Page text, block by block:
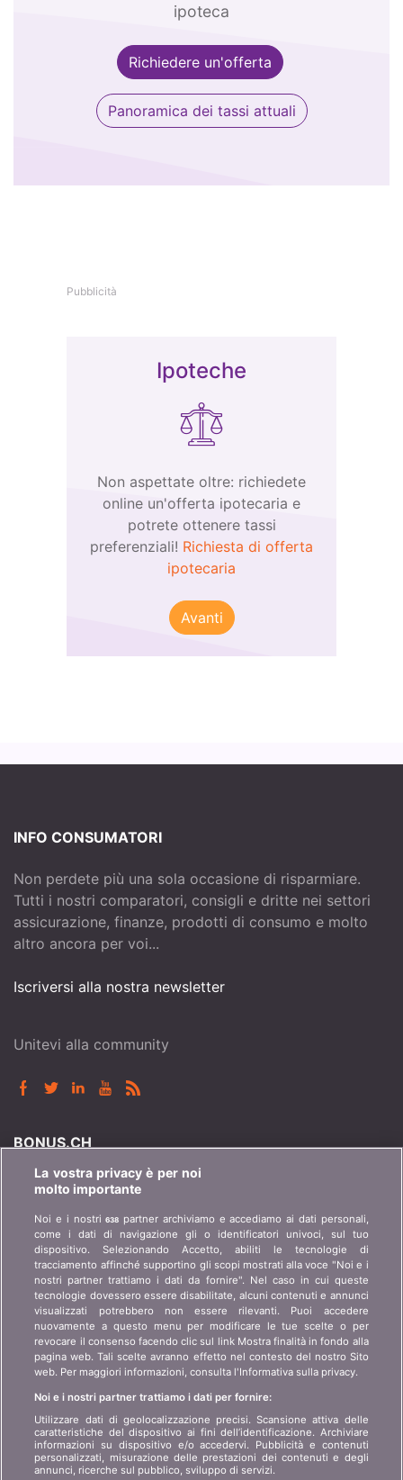
ipoteca
Richiedere un'offerta
Panoramica dei tassi attuali
Pubblicità
Ipoteche
Non aspettate oltre: richiedete
online un'offerta ipotecaria e
potrete ottenere tassi
preferenziali! Richiesta di offerta
ipotecaria
Avanti
INFO CONSUMATORI
Non perdete più una sola occasione di risparmiare.
Tutti i nostri comparatori, consigli e dritte nei settori
assicurazione, finanze, prodotti di consumo e molto
altro ancora per voi...
Iscriversi alla nostra newsletter
Unitevi alla community
BONUS.CH
Chi è bonus.ch? Come funzionano i comparatori?
Chi siamo?
Contatto
Pubblicità
Affiliazione
Partner
Stampa
informazioni per i clienti
art 45 LSA
Protezione dei dati
Informazioni giuridiche
Mappa del sito
LINGUA
FR IT
La vostra privacy è per noi
molto importante
Noi e i nostri638 partner archiviamo e accediamo ai dati personali,
come i dati di navigazione gli o identificatori univoci, sul tuo
dispositivo. Selezionando Accetto, abiliti le tecnologie di
tracciamento affinché supportino gli scopi mostrati alla voce "Noi e i
nostri partner trattiamo i dati da fornire". Nel caso in cui queste
tecnologie dovessero essere disabilitate, alcuni contenuti e annunci
visualizzati potrebbero non essere rilevanti. Puoi accedere
nuovamente a questo menu per modificare le tue scelte o per
revocare il consenso facendo clic sul link Mostra finalità in fondo alla
pagina web. Tali scelte avranno effetto nel contesto del nostro Sito
web. Per maggiori informazioni, consulta l'Informativa sulla privacy.
Noi e i nostri partner trattiamo i dati per fornire:
Utilizzare dati di geolocalizzazione precisi. Scansione attiva delle
caratteristiche del dispositivo ai fini dell’identificazione. Archiviare
informazioni su dispositivo e/o accedervi. Pubblicità e contenuti
personalizzati, misurazione delle prestazioni dei contenuti e degli
annunci, ricerche sul pubblico, sviluppo di servizi.